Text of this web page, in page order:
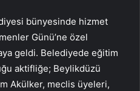
bünyesinde hizmet
Günü’ne özel
geldi. Belediyede eğitim
aktifliğe; Beylikdüzü
Akülker, meclis üyeleri,